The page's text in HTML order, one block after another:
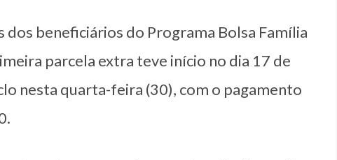
dos beneficiários do Programa Bolsa Família
parcela extra teve início no dia 17 de
nesta quarta-feira (30), com o pagamento